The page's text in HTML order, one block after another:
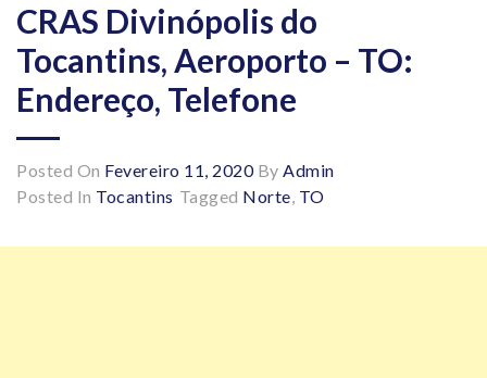
CRAS Divinópolis do
Tocantins, Aeroporto – TO:
Endereço, Telefone
Posted On Fevereiro 11, 2020By Admin
Posted In Tocantins Tagged Norte, TO